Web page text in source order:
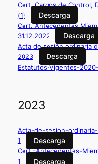
Cert. Cargos de Control,
(1)
Descarga
Cert. Antecedentes
31.12.2022
Descarga
Acta de sesión ordinaria
2023
Descarga
Estatutos-Vigentes-
2023
Acta-de-sesion-
1
Descarga
Cert.-Antecedentes-
1
Descarga